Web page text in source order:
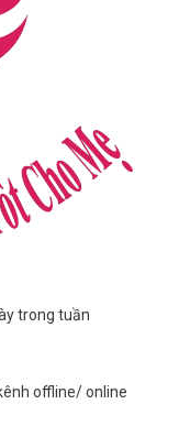
trong tuần
offline/ online